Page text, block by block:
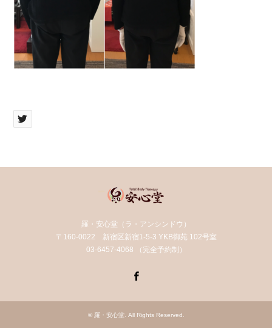
羅・安心堂（ラ・アンシンドウ）
〒160-0022 新宿区新宿1-5-3 YKB御苑 102号室
03-6457-4068 （完全予約制）
© 羅・安心堂. All Rights Reserved.